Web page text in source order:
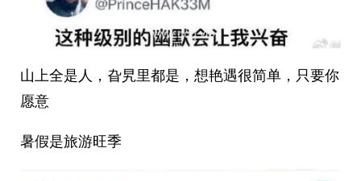
山上全是人，旮旯里都是，想艳遇很简单，只要你
愿意
暑假是旅游旺季